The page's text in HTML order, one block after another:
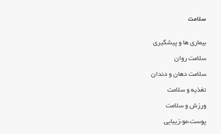
سلامت
بیماری ها و پیشگیری
سلامت روان
سلامت دهان و دندان
تغذیه و سلامت
ورزش و سلامت
پوست،مو،زیبایی